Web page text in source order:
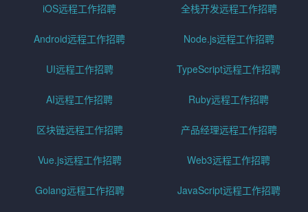
iOS远程工作招聘 全栈开发远程工作招聘
Android远程工作招聘 Node.js远程工作招聘
UI远程工作招聘 TypeScript远程工作招聘
AI远程工作招聘 Ruby远程工作招聘
区块链远程工作招聘 产品经理远程工作招聘
Vue.js远程工作招聘 Web3远程工作招聘
Golang远程工作招聘 JavaScript远程工作招聘